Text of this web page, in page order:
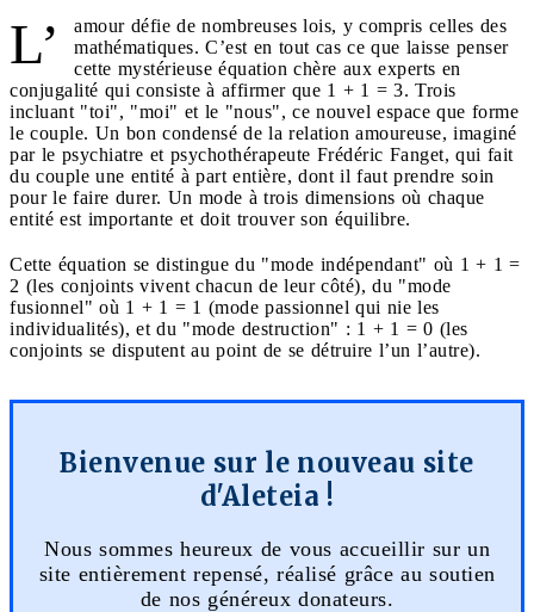
L’
amour défie de nombreuses lois, y compris celles des
mathématiques. C’est en tout cas ce que laisse penser
cette mystérieuse équation chère aux experts en
conjugalité qui consiste à affirmer que 1 + 1 = 3. Trois
incluant "toi", "moi" et le "nous", ce nouvel espace que forme
le couple. Un bon condensé de la relation amoureuse, imaginé
par le psychiatre et psychothérapeute Frédéric Fanget, qui fait
du couple une entité à part entière, dont il faut prendre soin
pour le faire durer. Un mode à trois dimensions où chaque
entité est importante et doit trouver son équilibre.
Cette équation se distingue du "mode indépendant" où 1 + 1 =
2 (les conjoints vivent chacun de leur côté), du "mode
fusionnel" où 1 + 1 = 1 (mode passionnel qui nie les
individualités), et du "mode destruction" : 1 + 1 = 0 (les
conjoints se disputent au point de se détruire l’un l’autre).
Bienvenue sur le nouveau site
d'Aleteia !
Nous sommes heureux de vous accueillir sur un
site entièrement repensé, réalisé grâce au soutien
de nos généreux donateurs.